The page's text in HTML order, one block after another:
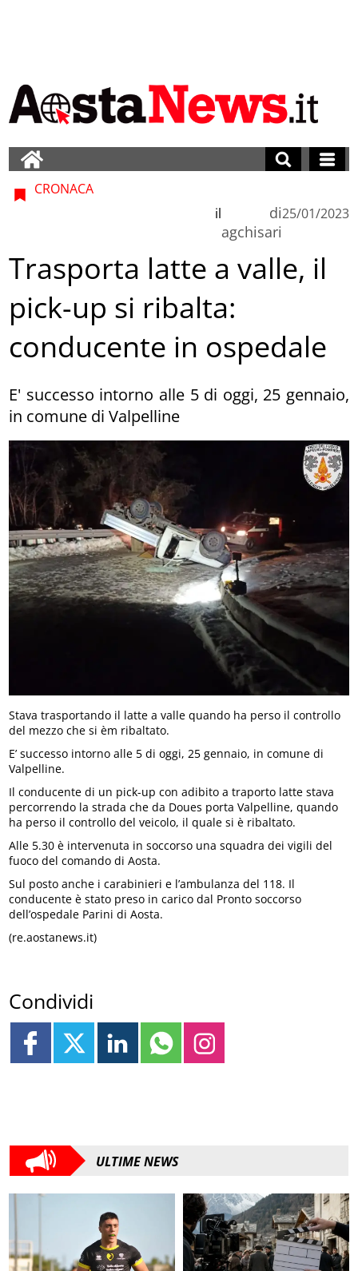
CRONACA
di
agchisari
il 25/01/2023
Trasporta latte a valle, il
pick-up si ribalta:
conducente in ospedale
E' successo intorno alle 5 di oggi, 25 gennaio,
in comune di Valpelline
Stava trasportando il latte a valle quando ha perso il controllo
del mezzo che si èm ribaltato.
E’ successo intorno alle 5 di oggi, 25 gennaio, in comune di
Valpelline.
Il conducente di un pick-up con adibito a traporto latte stava
percorrendo la strada che da Doues porta Valpelline, quando
ha perso il controllo del veicolo, il quale si è ribaltato.
Alle 5.30 è intervenuta in soccorso una squadra dei vigili del
fuoco del comando di Aosta.
Sul posto anche i carabinieri e l’ambulanza del 118. Il
conducente è stato preso in carico dal Pronto soccorso
dell’ospedale Parini di Aosta.
(re.aostanews.it)
Condividi
ULTIME NEWS